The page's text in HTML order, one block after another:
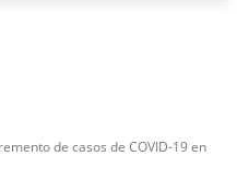
de casos de COVID-19 en